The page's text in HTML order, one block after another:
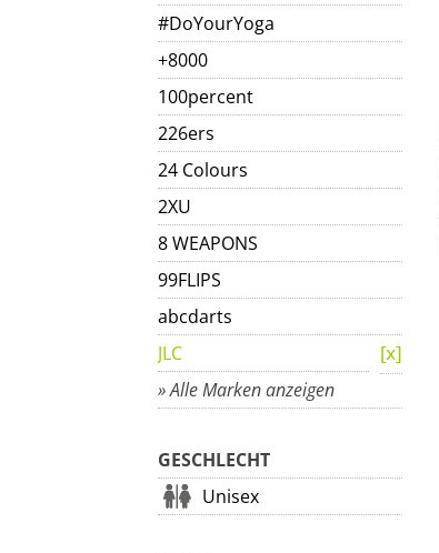
#DoYourYoga
+8000
100percent
226ers
24 Colours
2XU
8 WEAPONS
99FLIPS
abcdarts
JLC
» Alle Marken anzeigen
GESCHLECHT
Unisex